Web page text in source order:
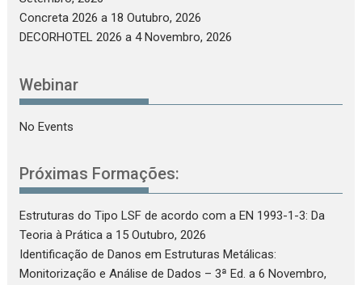
Concreta 2026 a 18 Outubro, 2026
DECORHOTEL 2026 a 4 Novembro, 2026
Webinar
No Events
Próximas Formações:
Estruturas do Tipo LSF de acordo com a EN 1993-1-3: Da
Teoria à Prática a 15 Outubro, 2026
Identificação de Danos em Estruturas Metálicas:
Monitorização e Análise de Dados – 3ª Ed. a 6 Novembro,